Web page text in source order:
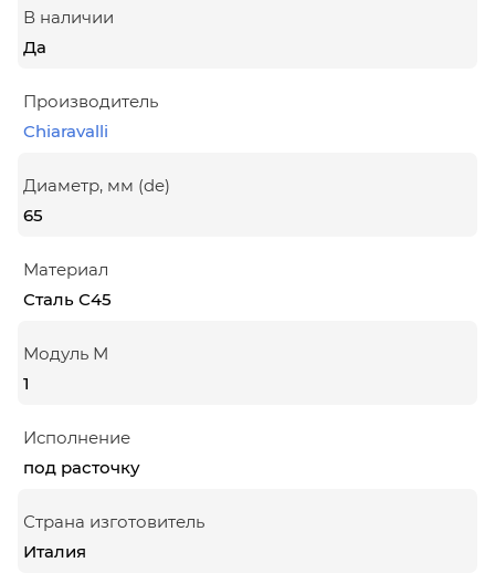
В наличии
Да
Производитель
Chiaravalli
Диаметр, мм (de)
65
Материал
Сталь С45
Модуль М
1
Исполнение
под расточку
Страна изготовитель
Италия